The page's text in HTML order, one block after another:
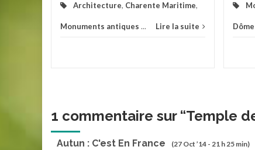
Architecture, Charente Maritime,
Monuments antiques ... Lire la suite Dôme
1 commentaire sur “Temple
Autun : C'est En France (27 Oct ’14 - 21 h 25 min)